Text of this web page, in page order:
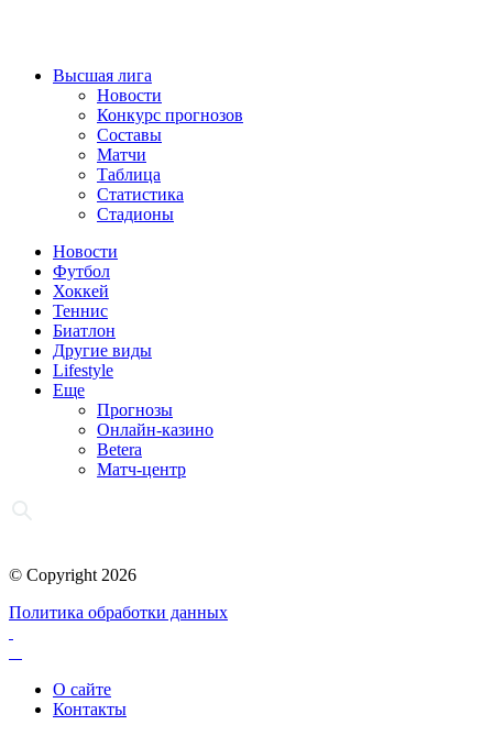
Высшая лига
Новости
Конкурс прогнозов
Составы
Матчи
Таблица
Статистика
Стадионы
Новости
Футбол
Хоккей
Теннис
Биатлон
Другие виды
Lifestyle
Еще
Прогнозы
Онлайн-казино
Betera
Матч-центр
© Copyright 2026
Политика обработки данных
О сайте
Контакты